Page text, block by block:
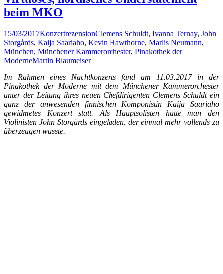
beim MKO
15/03/2017KonzertrezensionClemens Schuldt, Ivanna Ternay, John
Storgårds, Kaija Saariaho, Kevin Hawthorne, Marlis Neumann,
München, Münchener Kammerorchester, Pinakothek der
ModerneMartin Blaumeiser
Im Rahmen eines Nachtkonzerts fand am 11.03.2017 in der
Pinakothek der Moderne mit dem Münchener Kammerorchester
unter der Leitung ihres neuen Chefdirigenten Clemens Schuldt ein
ganz der anwesenden finnischen Komponistin Kaija Saariaho
gewidmetes Konzert statt. Als Hauptsolisten hatte man den
Violinisten John Storgårds eingeladen, der einmal mehr vollends zu
überzeugen wusste.